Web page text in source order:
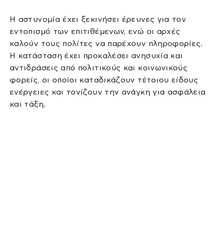
Η αστυνομία έχει ξεκινήσει έρευνες για τον
εντοπισμό των επιτιθέμενων, ενώ οι αρχές
καλούν τους πολίτες να παρέχουν πληροφορίες.
Η κατάσταση έχει προκαλέσει ανησυχία και
αντιδράσεις από πολιτικούς και κοινωνικούς
φορείς, οι οποίοι καταδικάζουν τέτοιου είδους
ενέργειες και τονίζουν την ανάγκη για ασφάλεια
και τάξη.